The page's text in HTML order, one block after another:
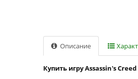
Описание
Купить игру Assassin's